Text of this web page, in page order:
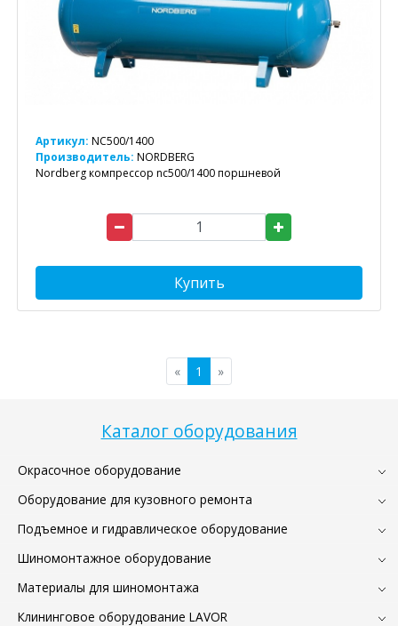
Каталог оборудования
Окрасочное оборудование
Оборудование для кузовного ремонта
Подъемное и гидравлическое оборудование
Шиномонтажное оборудование
Материалы для шиномонтажа
Клининговое оборудование LAVOR
Артикул: NC500/1400
Производитель: NORDBERG
Nordberg компрессор nc500/1400 поршневой
Купить
« 1 »